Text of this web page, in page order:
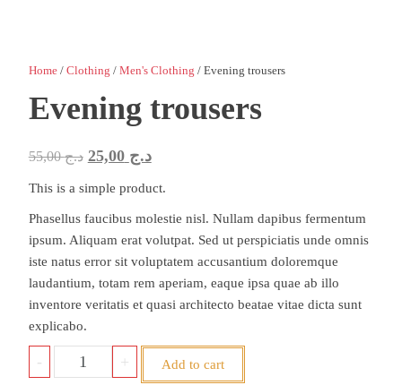
Home/ Clothing / Men's Clothing / Evening trousers
Evening trousers
د.ج55,00
Original
price
د.ج 25,00
Current
price
This is a simple product.
Phasellus faucibus molestie nisl. Nullam dapibus fermentum
ipsum. Aliquam erat volutpat. Sed ut perspiciatis unde omnis
iste natus error sit voluptatem accusantium doloremque
laudantium, totam rem aperiam, eaque ipsa quae ab illo
inventore veritatis et quasi architecto beatae vitae dicta sunt
explicabo.
-
Evening
trousers
+ Add to cart